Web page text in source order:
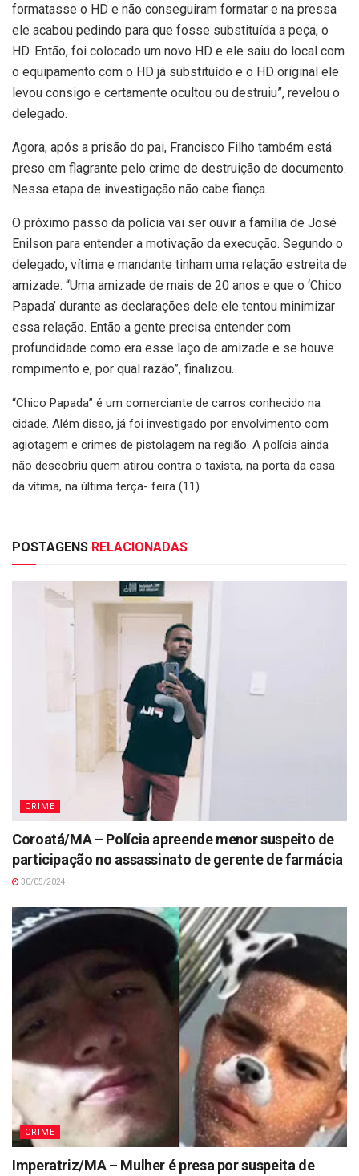
formatasse o HD e não conseguiram formatar e na pressa
ele acabou pedindo para que fosse substituída a peça, o
HD. Então, foi colocado um novo HD e ele saiu do local com
o equipamento com o HD já substituído e o HD original ele
levou consigo e certamente ocultou ou destruiu”, revelou o
delegado.
Agora, após a prisão do pai, Francisco Filho também está
preso em flagrante pelo crime de destruição de documento.
Nessa etapa de investigação não cabe fiança.
O próximo passo da polícia vai ser ouvir a família de José
Enilson para entender a motivação da execução. Segundo o
delegado, vítima e mandante tinham uma relação estreita de
amizade. “Uma amizade de mais de 20 anos e que o ‘Chico
Papada’ durante as declarações dele ele tentou minimizar
essa relação. Então a gente precisa entender com
profundidade como era esse laço de amizade e se houve
rompimento e, por qual razão”, finalizou.
“Chico Papada” é um comerciante de carros conhecido na
cidade. Além disso, já foi investigado por envolvimento com
agiotagem e crimes de pistolagem na região. A polícia ainda
não descobriu quem atirou contra o taxista, na porta da casa
da vítima, na última terça- feira (11).
POSTAGENS RELACIONADAS
CRIME
Coroatá/MA – Polícia apreende menor suspeito de
participação no assassinato de gerente de farmácia
30/05/2024
CRIME
Imperatriz/MA – Mulher é presa por suspeita de